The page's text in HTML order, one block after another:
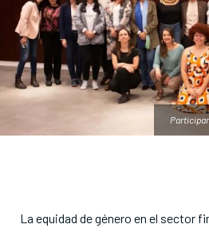
La equidad de género en el sector